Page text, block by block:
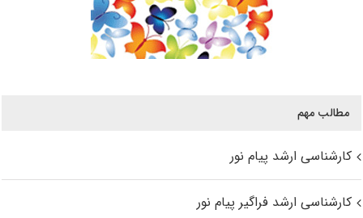
مطالب مهم
کارشناسی ارشد پیام نور
کارشناسی ارشد فراگیر پیام نور